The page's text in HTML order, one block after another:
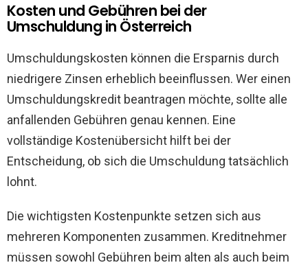
Kosten und Gebühren bei der
Umschuldung in Österreich
Umschuldungskosten können die Ersparnis durch
niedrigere Zinsen erheblich beeinflussen. Wer einen
Umschuldungskredit beantragen möchte, sollte alle
anfallenden Gebühren genau kennen. Eine
vollständige Kostenübersicht hilft bei der
Entscheidung, ob sich die Umschuldung tatsächlich
lohnt.
Die wichtigsten Kostenpunkte setzen sich aus
mehreren Komponenten zusammen. Kreditnehmer
müssen sowohl Gebühren beim alten als auch beim